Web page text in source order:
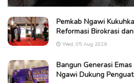
Pemkab Ngawi
Reformasi Birokrasi
Wed, 05 Aug 2026
Bangun Generasi
Ngawi Dukung